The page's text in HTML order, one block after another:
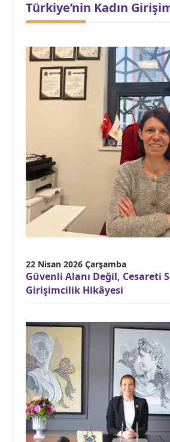
Türkiye’nin Kadın
22 Nisan 2026 Çarşamba
Güvenli Alanı Değil, Cesareti
Girişimcilik Hikâyesi